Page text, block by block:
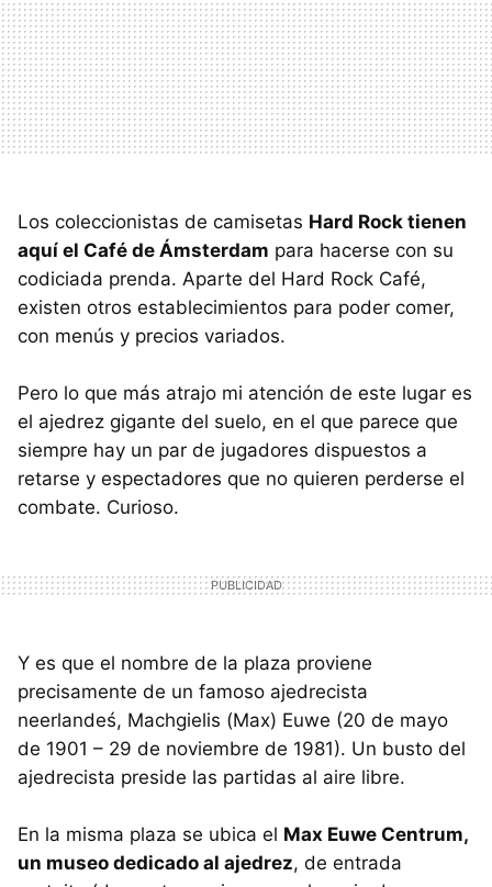
Los coleccionistas de camisetas Hard Rock tienen
aquí el Café de Ámsterdam para hacerse con su
codiciada prenda. Aparte del Hard Rock Café,
existen otros establecimientos para poder comer,
con menús y precios variados.
Pero lo que más atrajo mi atención de este lugar es
el ajedrez gigante del suelo, en el que parece que
siempre hay un par de jugadores dispuestos a
retarse y espectadores que no quieren perderse el
combate. Curioso.
Y es que el nombre de la plaza proviene
precisamente de un famoso ajedrecista
neerlandeś, Machgielis (Max) Euwe (20 de mayo
de 1901 – 29 de noviembre de 1981). Un busto del
ajedrecista preside las partidas al aire libre.
En la misma plaza se ubica el Max Euwe Centrum,
un museo dedicado al ajedrez, de entrada